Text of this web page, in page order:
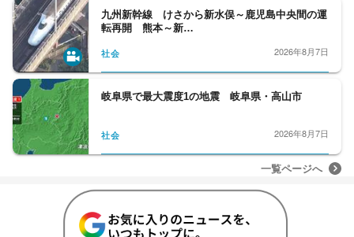
九州新幹線 けさから新水俣～鹿児島中央間の運
転再開 熊本～新…
社会 2026年8月7日
岐阜県で最大震度1の地震 岐阜県・高山市
社会 2026年8月7日
一覧ページへ